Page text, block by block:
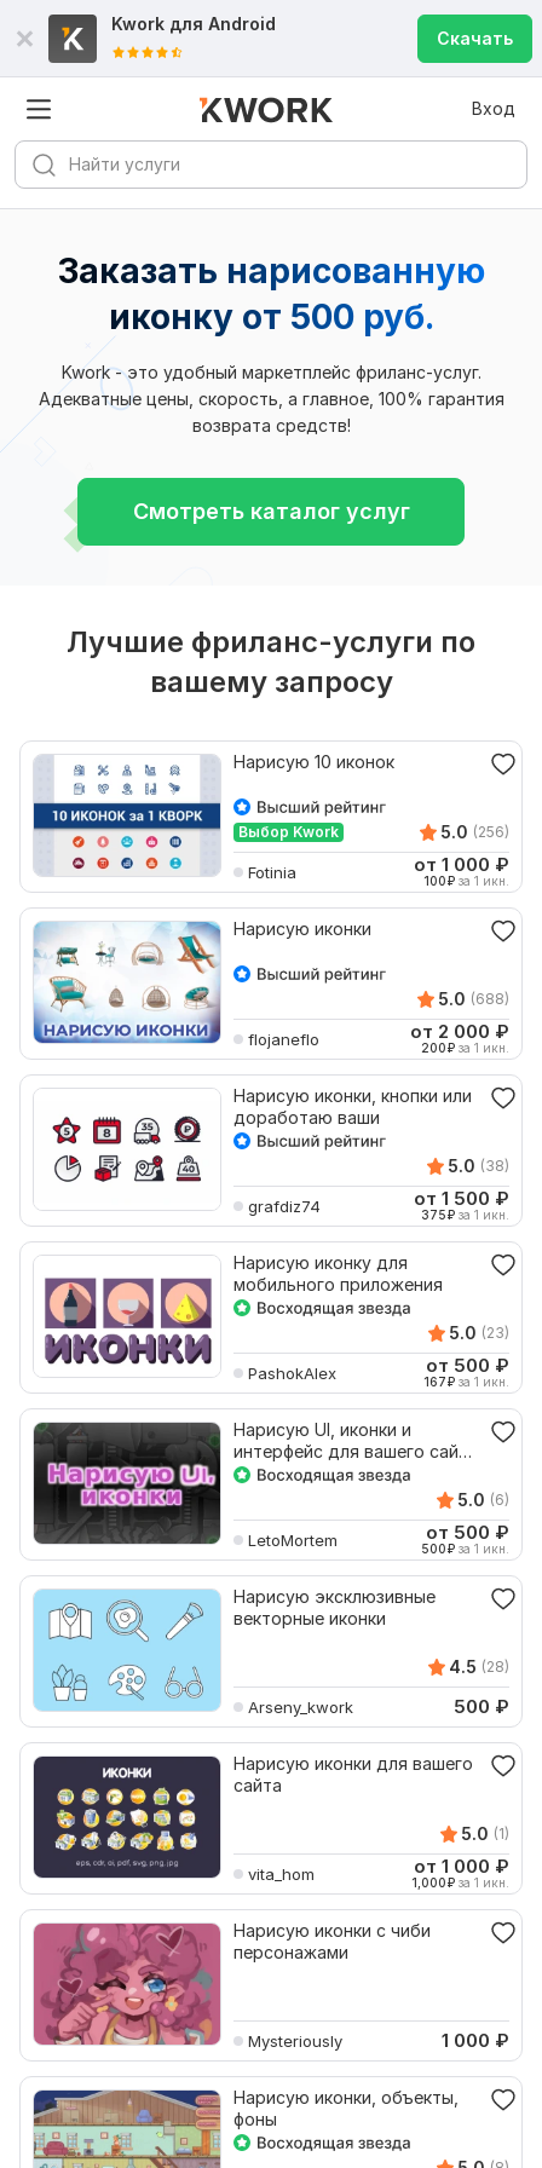
Kwork для Android
Скачать
Вход
Заказать нарисованную
иконку от 500 руб.
Kwork - это удобный маркетплейс фриланс-услуг.
Адекватные цены, скорость, а главное, 100% гарантия
возврата средств!
Смотреть каталог услуг
Лучшие фриланс-услуги по
вашему запросу
Нарисую 10 иконок
Выбор Kwork 5.0 (256)
Fotinia от 1 000 ₽
100₽ за 1 икн.
Нарисую иконки
5.0 (688)
flojaneflo от 2 000 ₽
200₽ за 1 икн.
Нарисую иконки, кнопки или
доработаю ваши
5.0 (38)
grafdiz74 от 1 500 ₽
375₽ за 1 икн.
Нарисую иконку для
мобильного приложения
5.0 (23)
PashokAlex от 500 ₽
167₽ за 1 икн.
Нарисую UI, иконки и
интерфейс для вашего сайта
и приложения
5.0 (6)
LetoMortem от 500 ₽
500₽ за 1 икн.
Нарисую эксклюзивные
векторные иконки
4.5 (28)
Arseny_kwork 500 ₽
Нарисую иконки для вашего
сайта
5.0 (1)
vita_hom от 1 000 ₽
1,000₽ за 1 икн.
Нарисую иконки с чиби
персонажами
Mysteriously 1 000 ₽
Нарисую иконки, объекты,
фоны